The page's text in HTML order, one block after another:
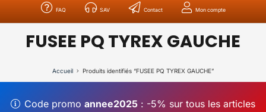
FAQ SAV Contact Mon compte
FUSEE PQ TYREX GAUCHE
Accueil Produits identifiés “FUSEE PQ TYREX GAUCHE”
Code promo annee2025: -5% sur tous les articles
Catégories Résultats